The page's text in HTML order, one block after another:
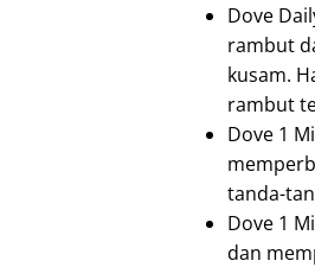
Dove
rambut
kusam.
rambut
Dove 1
tanda-
Dove 1
dan